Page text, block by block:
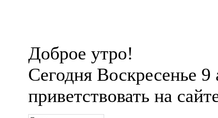
Доброе утро!
Сегодня Воскресенье 9
приветствовать на